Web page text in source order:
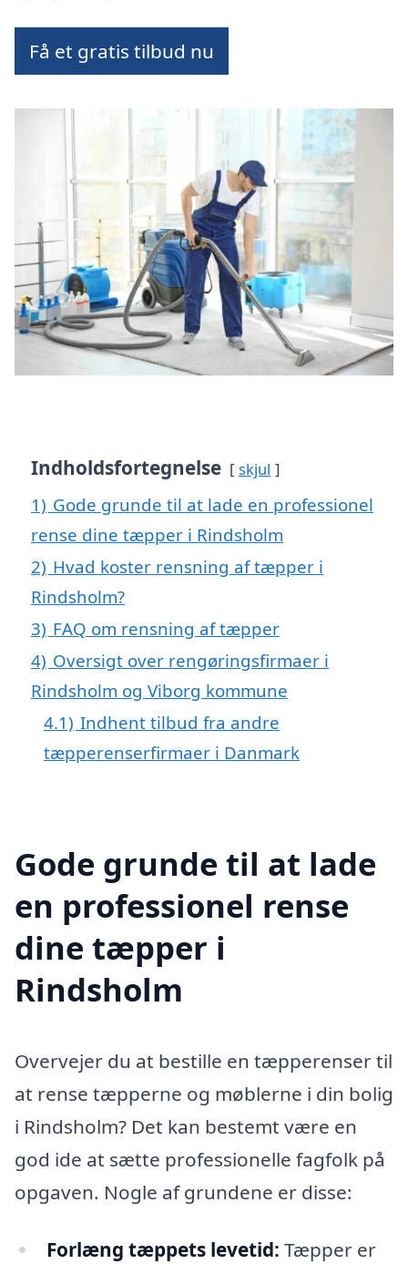
Få et gratis tilbud nu
Indholdsfortegnelse skjul
1) Gode grunde til at lade en professionel
rense dine tæpper i Rindsholm
2) Hvad koster rensning af tæpper i
Rindsholm?
3) FAQ om rensning af tæpper
4) Oversigt over rengøringsfirmaer i
Rindsholm og Viborg kommune
4.1) Indhent tilbud fra andre
tæpperenserfirmaer i Danmark
Gode grunde til at lade
en professionel rense
dine tæpper i
Rindsholm
Overvejer du at bestille en tæpperenser til
at rense tæpperne og møblerne i din bolig
i Rindsholm? Det kan bestemt være en
god ide at sætte professionelle fagfolk på
opgaven. Nogle af grundene er disse:
Forlæng tæppets levetid: Tæpper er